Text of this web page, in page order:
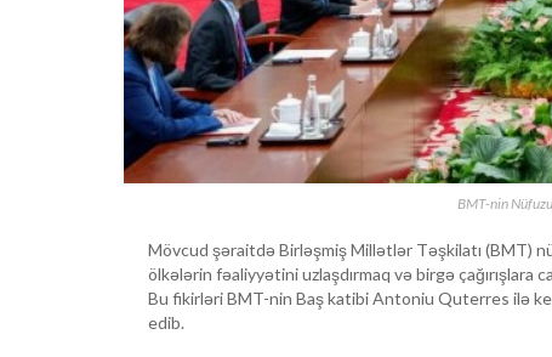
BMT-nin
Mövcud şəraitdə Birləşmiş Millətlər Təşkilatı (BMT)
ölkələrin fəaliyyətini uzlaşdırmaq və birgə
Bu fikirləri BMT-nin Baş katibi Antoniu Quterres ilə
edib.